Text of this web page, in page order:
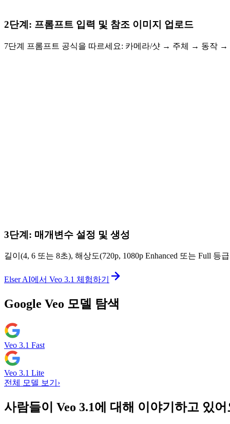
2단계: 프롬프트 입력 및 참조 이미지 업로드
7단계 프롬프트 공식을 따르세요: 카메라/샷 → 주체 → 동작
3단계: 매개변수 설정 및 생성
길이(4, 6 또는 8초), 해상도(720p, 1080p Enhanced 또는 Full
Elser AI에서 Veo 3.1 체험하기
Google Veo 모델 탐색
Veo 3.1 Fast
Veo 3.1 Lite
전체 모델 보기 ›
사람들이 Veo 3.1에 대해 이야기하고 있어